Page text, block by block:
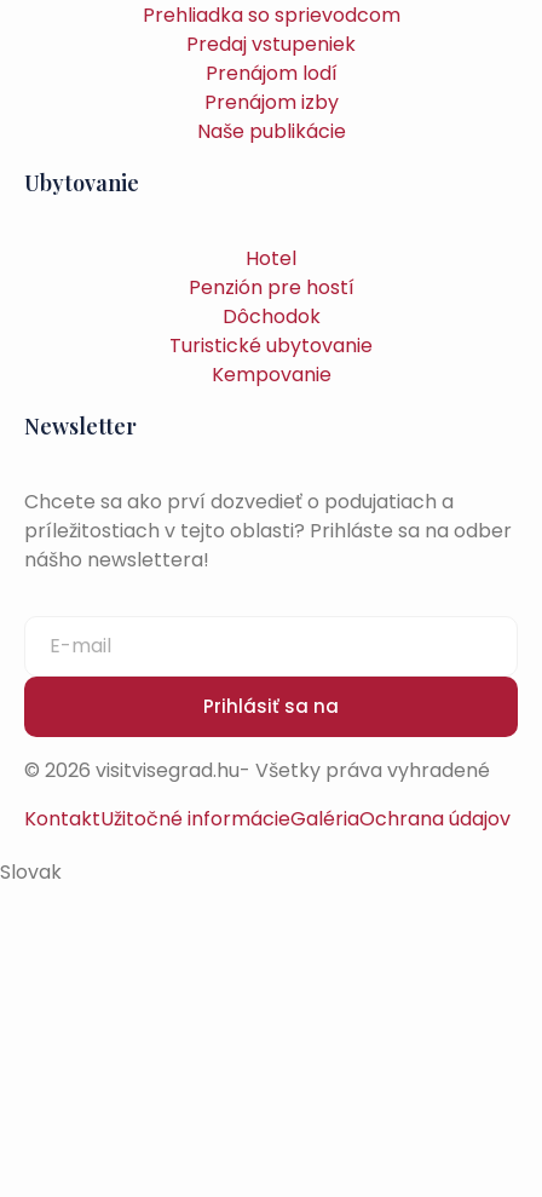
Prehliadka so sprievodcom
Predaj vstupeniek
Prenájom lodí
Prenájom izby
Naše publikácie
Ubytovanie
Hotel
Penzión pre hostí
Dôchodok
Turistické ubytovanie
Kempovanie
Newsletter
Chcete sa ako prví dozvedieť o podujatiach a
príležitostiach v tejto oblasti? Prihláste sa na odber
nášho newslettera!
Prihlásiť sa na
© 2026 visitvisegrad.hu- Všetky práva vyhradené
KontaktUžitočné informácieGalériaOchrana údajov
Slovak